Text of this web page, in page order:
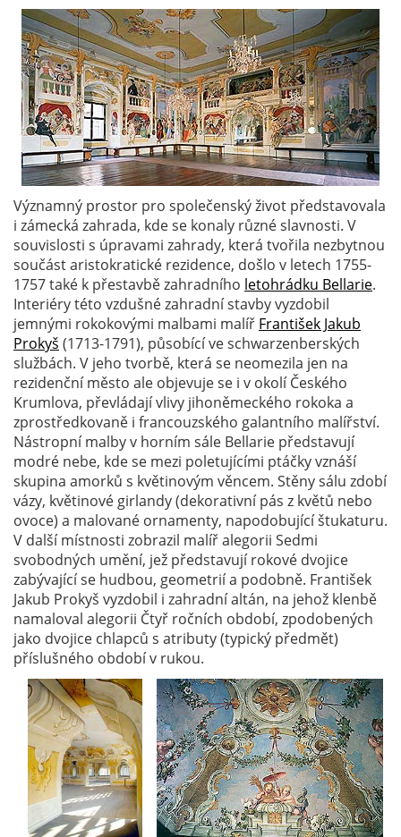
Významný prostor pro společenský život představovala
i zámecká zahrada, kde se konaly různé slavnosti. V
souvislosti s úpravami zahrady, která tvořila nezbytnou
součást aristokratické rezidence, došlo v letech 1755-
1757 také k přestavbě zahradního letohrádku Bellarie.
Interiéry této vzdušné zahradní stavby vyzdobil
jemnými rokokovými malbami malíř František Jakub
Prokyš (1713-1791), působící ve schwarzenberských
službách. V jeho tvorbě, která se neomezila jen na
rezidenční město ale objevuje se i v okolí Českého
Krumlova, převládají vlivy jihoněmeckého rokoka a
zprostředkovaně i francouzského galantního malířství.
Nástropní malby v horním sále Bellarie představují
modré nebe, kde se mezi poletujícími ptáčky vznáší
skupina amorků s květinovým věncem. Stěny sálu zdobí
vázy, květinové girlandy (dekorativní pás z květů nebo
ovoce) a malované ornamenty, napodobující štukaturu.
V další místnosti zobrazil malíř alegorii Sedmi
svobodných umění, jež představují rokové dvojice
zabývající se hudbou, geometrií a podobně. František
Jakub Prokyš vyzdobil i zahradní altán, na jehož klenbě
namaloval alegorii Čtyř ročních období, zpodobených
jako dvojice chlapců s atributy (typický předmět)
příslušného období v rukou.